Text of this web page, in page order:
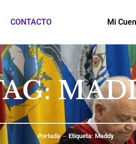
CONTACTO Mi
Portada Etiqueta: Maddy